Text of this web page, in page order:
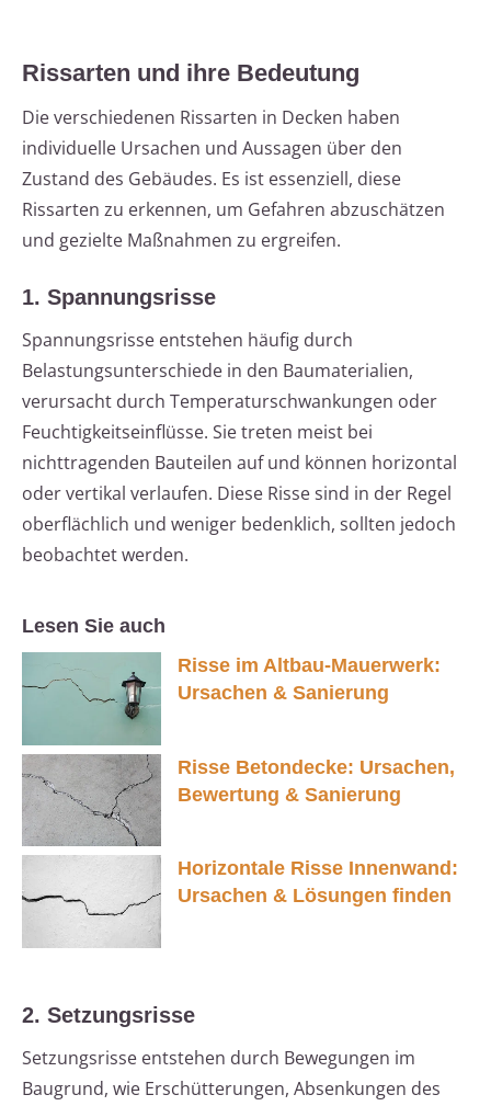
Rissarten und ihre Bedeutung
Die verschiedenen Rissarten in Decken haben
individuelle Ursachen und Aussagen über den
Zustand des Gebäudes. Es ist essenziell, diese
Rissarten zu erkennen, um Gefahren abzuschätzen
und gezielte Maßnahmen zu ergreifen.
1. Spannungsrisse
Spannungsrisse entstehen häufig durch
Belastungsunterschiede in den Baumaterialien,
verursacht durch Temperaturschwankungen oder
Feuchtigkeitseinflüsse. Sie treten meist bei
nichttragenden Bauteilen auf und können horizontal
oder vertikal verlaufen. Diese Risse sind in der Regel
oberflächlich und weniger bedenklich, sollten jedoch
beobachtet werden.
Lesen Sie auch
Risse im Altbau-Mauerwerk:
Ursachen & Sanierung
Risse Betondecke: Ursachen,
Bewertung & Sanierung
Horizontale Risse Innenwand:
Ursachen & Lösungen finden
2. Setzungsrisse
Setzungsrisse entstehen durch Bewegungen im
Baugrund, wie Erschütterungen, Absenkungen des